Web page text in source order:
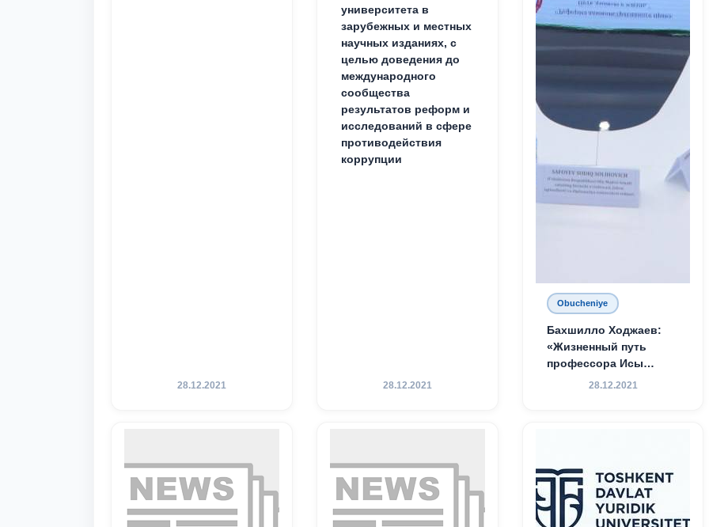
28.12.2021
университета в
зарубежных и местных
научных изданиях, с
целью доведения до
международного
сообщества
результатов реформ и
исследований в сфере
противодействия
коррупции
28.12.2021
Obucheniye
Бахшилло Ходжаев:
«Жизненный путь
профессора Исы
Хамедова — яркий
28.12.2021